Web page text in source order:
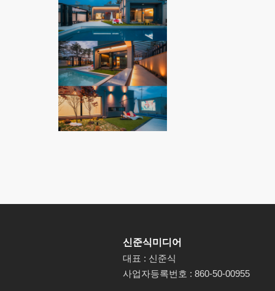
신준식미디어
대표 : 신준식
사업자등록번호 : 860-50-00955